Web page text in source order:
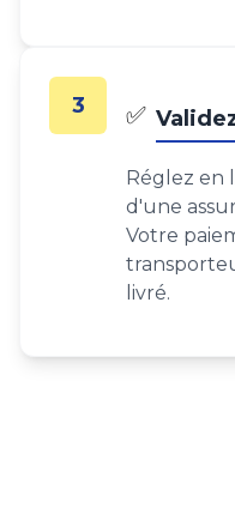
3 ✅
Réglez en
d'une
Votre
livré.